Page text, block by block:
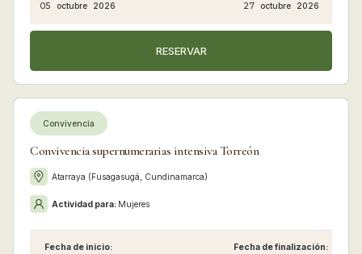
05 octubre 2026 27 octubre 2026
RESERVAR
Convivencia
Convivencia supernumerarias intensiva Torreón
Atarraya (Fusagasugá, Cundinamarca)
Actividad para: Mujeres
Fecha de inicio: Fecha de finalización: